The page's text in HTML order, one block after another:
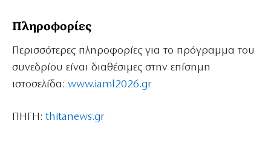
Πληροφορίες
Περισσότερες πληροφορίες για το πρόγραμμα του
συνεδρίου είναι διαθέσιμες στην επίσημη
ιστοσελίδα: www.iaml2026.gr
ΠΗΓΗ: thitanews.gr